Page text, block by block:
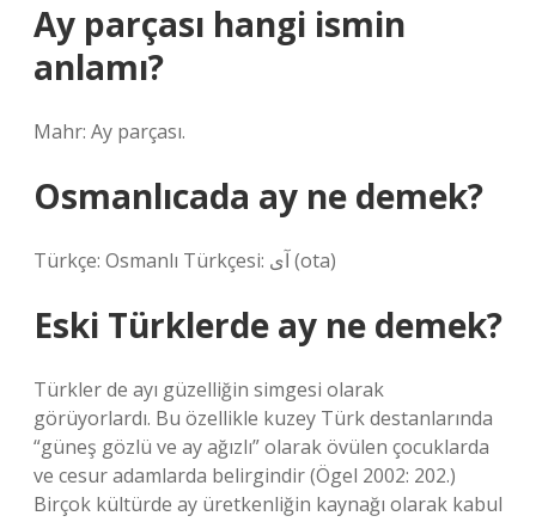
Ay parçası hangi ismin
anlamı?
Mahr: Ay parçası.
Osmanlıcada ay ne demek?
Türkçe: Osmanlı Türkçesi: آی‎ (ota)
Eski Türklerde ay ne demek?
Türkler de ayı güzelliğin simgesi olarak
görüyorlardı. Bu özellikle kuzey Türk destanlarında
“güneş gözlü ve ay ağızlı” olarak övülen çocuklarda
ve cesur adamlarda belirgindir (Ögel 2002: 202.)
Birçok kültürde ay üretkenliğin kaynağı olarak kabul